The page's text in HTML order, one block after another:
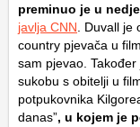
preminuo je u
javlja CNN . Duvall
country pjevača u
sam pjevao.
sukobu s obitelji u
potpukovnika
danas”, u kojem je